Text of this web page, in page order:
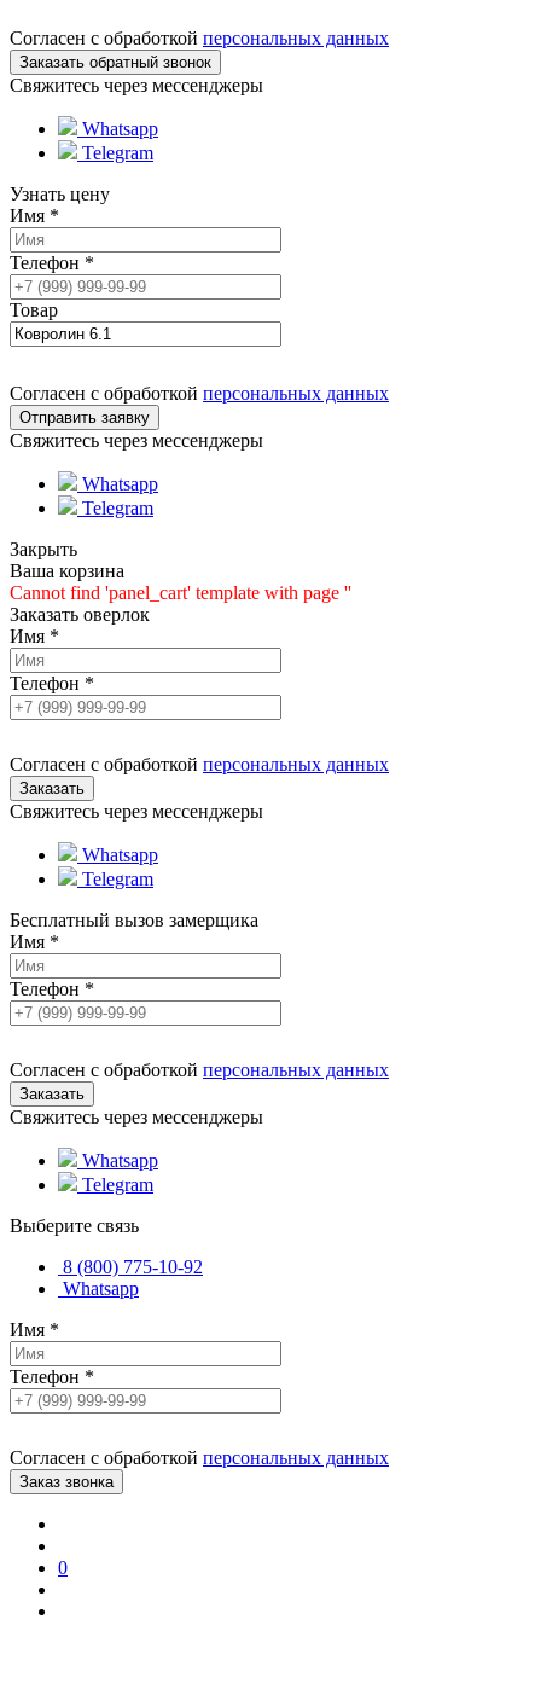
Согласен с обработкой персональных данных
Свяжитесь через мессенджеры
Whatsapp
Telegram
Узнать цену
Имя *
Телефон *
Товар
Согласен с обработкой персональных данных
Свяжитесь через мессенджеры
Whatsapp
Telegram
Закрыть
Ваша корзина
Cannot find 'panel_cart' template with page ''
Заказать оверлок
Имя *
Телефон *
Согласен с обработкой персональных данных
Свяжитесь через мессенджеры
Whatsapp
Telegram
Бесплатный вызов замерщика
Имя *
Телефон *
Согласен с обработкой персональных данных
Свяжитесь через мессенджеры
Whatsapp
Telegram
Выберите связь
8 (800) 775-10-92
Whatsapp
Имя *
Телефон *
Согласен с обработкой персональных данных
0